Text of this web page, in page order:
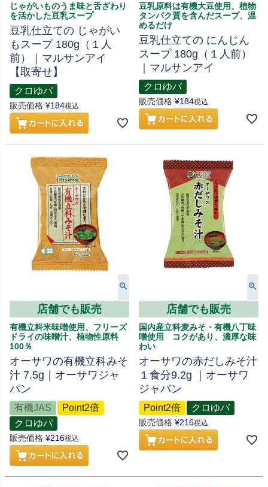
じゃがいものうま味と舌ざわり
を活かした豆乳スープ
豆乳仕立ての じゃがい
もスープ 180g（１人
前）｜マルサンアイ
【取寄せ】
クロゆパ
販売価格 ¥184税込
豆乳原料は有機大豆使用、植物
タンパク質を含んだスープ、温
めるだけ
豆乳仕立ての にんじん
スープ 180g（１人前）
｜マルサンアイ
クロゆパ
販売価格 ¥184税込
店舗でも販売
有機立科米味噌使用、フリーズ
ドライの味噌汁、植物性原料
100％
オーサワの有機立科みそ
汁 7.5g｜オーサワジャ
パン
有機JAS
Point2倍
クロゆパ
販売価格 ¥216税込
店舗でも販売
国内産立科麦みそ・有機八丁味
噌使用 コクがあり、濃厚な味
わい
オーサワの赤だしみそ汁
１食分9.2g ｜オーサワ
ジャパン
Point2倍 クロゆパ
販売価格 ¥216税込